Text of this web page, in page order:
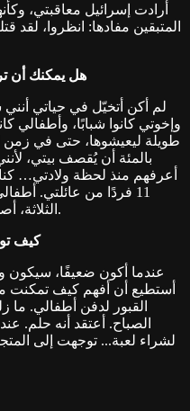
أرادت إسرائيل معاقبتي،
المتبقين مفادها: انظروا، لقد
هل يمكنك أن
لم أكن أتخيّل في حياتي
وإخوتي كانوا شبابًا، وأطفالي
طويلة ليعيشوها، حتى في زمن
بالمئة أن يُقصف بيتي،
أعرفهم منذ لحظة ولادتي…
11 فردًا من عائلتي.
الثلاثة، أصدقائي، وجيراني… جميعهم استُشهدوا.
كيف
عندما أكون ضعيفًا، سيكون
أستطيع أن أفهم كيف تمكنت
القبور لدفن أطفالي.
الصباح. أعتقد أنه حلم.
لشراء لعبة... توجهت إلى